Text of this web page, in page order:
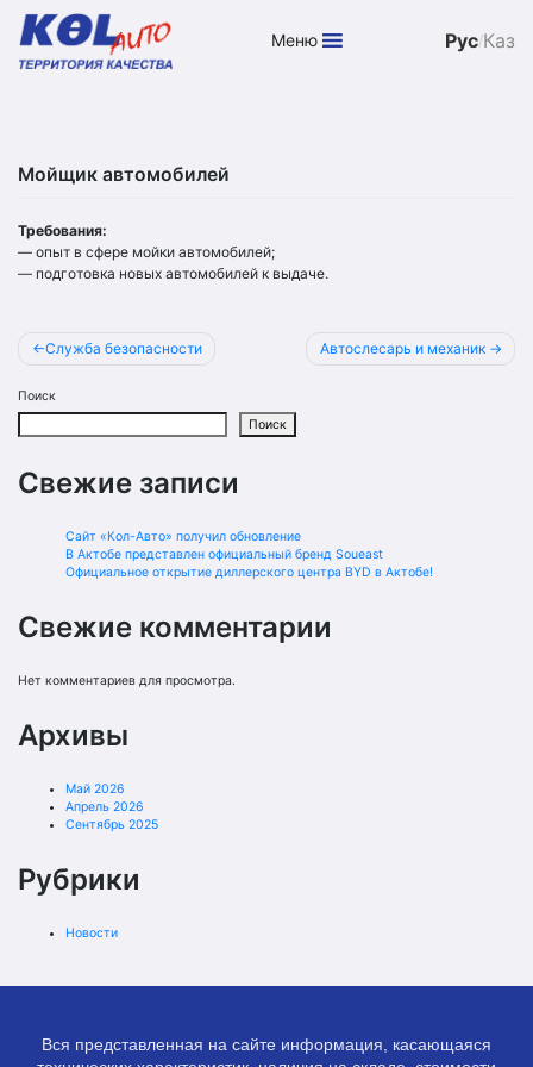
content
Меню Рус/Каз
Мойщик автомобилей
Требования:
— опыт в сфере мойки автомобилей;
— подготовка новых автомобилей к выдаче.
Навигация
по
записям
Служба безопасности Автослесарь и механик
Поиск
Поиск
Свежие записи
Сайт «Кол-Авто» получил обновление
В Актобе представлен официальный бренд Soueast
Официальное открытие диллерского центра BYD в Актобе!
Свежие комментарии
Нет комментариев для просмотра.
Архивы
Май 2026
Апрель 2026
Сентябрь 2025
Рубрики
Новости
Вся представленная на сайте информация, касающаяся